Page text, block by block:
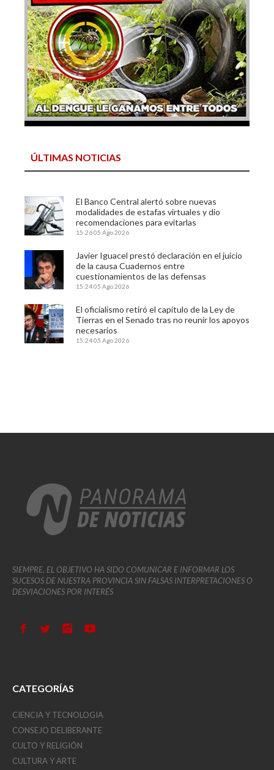
ÚLTIMAS NOTICIAS
El Banco Central alertó sobre nuevas
modalidades de estafas virtuales y dio
recomendaciones para evitarlas
15:2605 Ago 2026
Javier Iguacel prestó declaración en el juicio
de la causa Cuadernos entre
cuestionamientos de las defensas
15:2405 Ago 2026
El oficialismo retiró el capítulo de la Ley de
Tierras en el Senado tras no reunir los apoyos
necesarios
15:2405 Ago 2026
SIEMPRE, EL OBJETIVO HA SIDO COMUNICAR E INFORMAR LOS
SUCESOS DE NUESTRA PROVINCIA SIN FALSAS INTERPRETACIONES O
DESVIACIONES POR INTERÉS
CATEGORÍAS
CIENCIA Y TECNOLOGIA
CONSEJO DELIBERANTE
CULTO Y RELIGIÓN
CULTURA Y ARTE